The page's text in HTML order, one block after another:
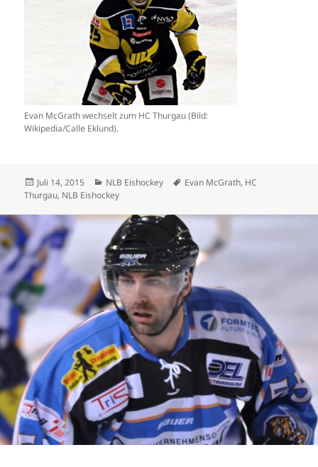
Evan McGrath wechselt zum HC Thurgau (Bild:
Wikipedia/Calle Eklund).
Veröffentlicht
am
Juli 14, 2015 Kategorien
NLB Eishockey Schlagwörter
Evan McGrath, HC
Thurgau, NLB Eishockey